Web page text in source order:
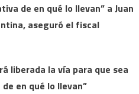
de en qué lo llevan” a Juan
aseguró el fiscal
liberada la vía para que sea
en qué lo llevan”